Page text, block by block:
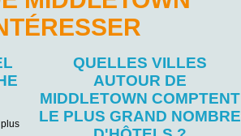
QUELLES VILLES
AUTOUR DE
MIDDLETOWN COMPTENT
LE PLUS GRAND NOMBRE